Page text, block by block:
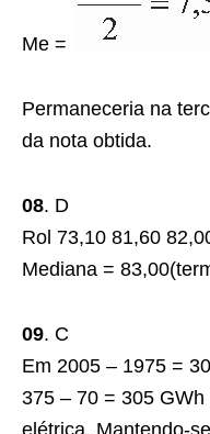
Me =
Permaneceria na
da nota obtida.
08. D
Rol 73,10 81,60
Mediana =
09. C
Em 2005 – 1975 =
375 – 70 = 305